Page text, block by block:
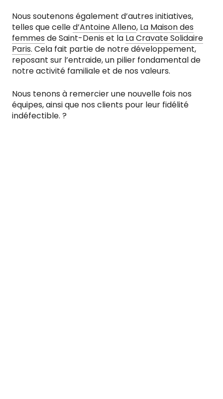
Nous soutenons également d’autres initiatives,
telles que celled’Antoine Alleno, La Maison des
femmes de Saint-Denis et la La Cravate Solidaire
Paris. Cela fait partie de notre développement,
reposant sur l’entraide, un pilier fondamental de
notre activité familiale et de nos valeurs.
Nous tenons à remercier une nouvelle fois nos
équipes, ainsi que nos clients pour leur fidélité
indéfectible. ?